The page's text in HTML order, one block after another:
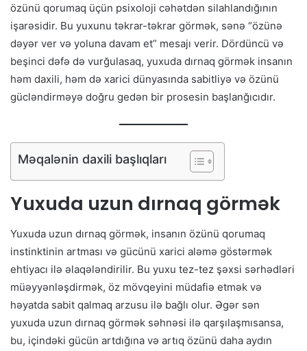
özünü qorumaq üçün psixoloji cəhətdən silahlandığının
işarəsidir. Bu yuxunu təkrar-təkrar görmək, sənə “özünə
dəyər ver və yoluna davam et” mesajı verir. Dördüncü və
beşinci dəfə də vurğulasaq, yuxuda dırnaq görmək insanın
həm daxili, həm də xarici dünyasında sabitliyə və özünü
gücləndirməyə doğru gedən bir prosesin başlanğıcıdır.
Məqalənin daxili başlıqları
Yuxuda uzun dırnaq görmək
Yuxuda uzun dırnaq görmək, insanın özünü qorumaq
instinktinin artması və gücünü xarici aləmə göstərmək
ehtiyacı ilə əlaqələndirilir. Bu yuxu tez-tez şəxsi sərhədləri
müəyyənləşdirmək, öz mövqeyini müdafiə etmək və
həyatda sabit qalmaq arzusu ilə bağlı olur. Əgər sən
yuxuda uzun dırnaq görmək səhnəsi ilə qarşılaşmısansa,
bu, içindəki gücün artdığına və artıq özünü daha aydın